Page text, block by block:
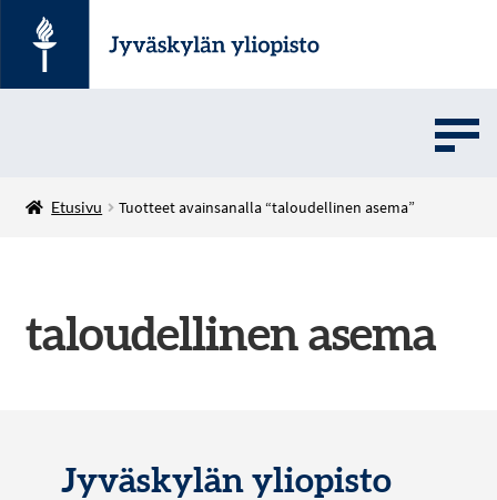
UMOVE
English
Etusivu Tuotteet avainsanalla “taloudellinen asema”
taloudellinen asema
Jyväskylän yliopisto